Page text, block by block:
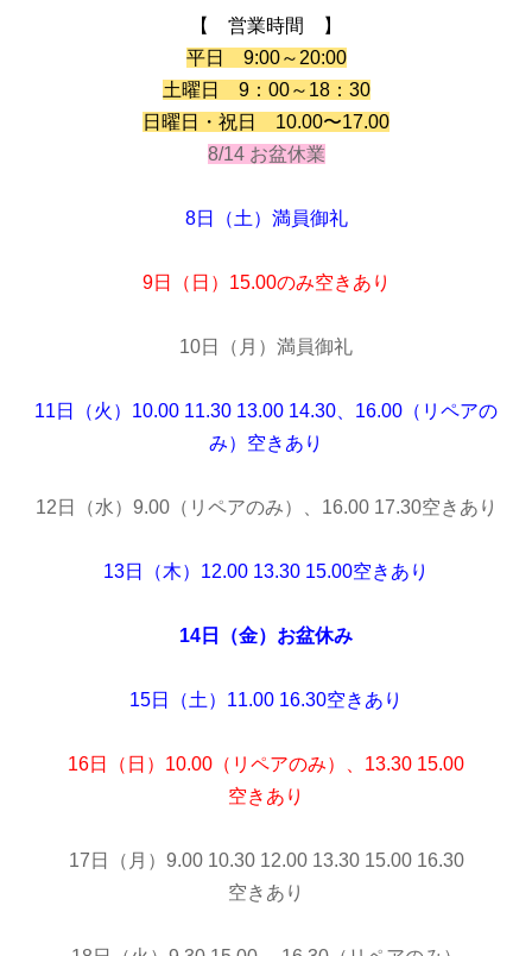
【 営業時間 】
平日 9:00～20:00
土曜日 9：00～18：30
日曜日・祝日 10.00〜17.00
8/14 お盆休業
8日（土）満員御礼
9日（日）15.00のみ空きあり
10日（月）満員御礼
11日（火）10.00 11.30 13.00 14.30、16.00（リペアの
み）空きあり
12日（水）9.00（リペアのみ）、16.00 17.30空きあり
13日（木）12.00 13.30 15.00空きあり
14日（金）お盆休み
15日（土）11.00 16.30空きあり
16日（日）10.00（リペアのみ）、13.30 15.00
空きあり
17日（月）9.00 10.30 12.00 13.30 15.00 16.30
空きあり